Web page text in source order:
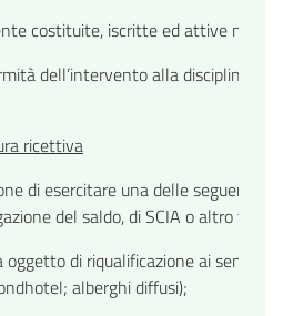
costituite, iscritte ed attive nel
dell’intervento alla disciplina
ricettiva
di esercitare una delle seguenti
del saldo, di SCIA o altro
di riqualificazione ai sensi
alberghi diffusi);